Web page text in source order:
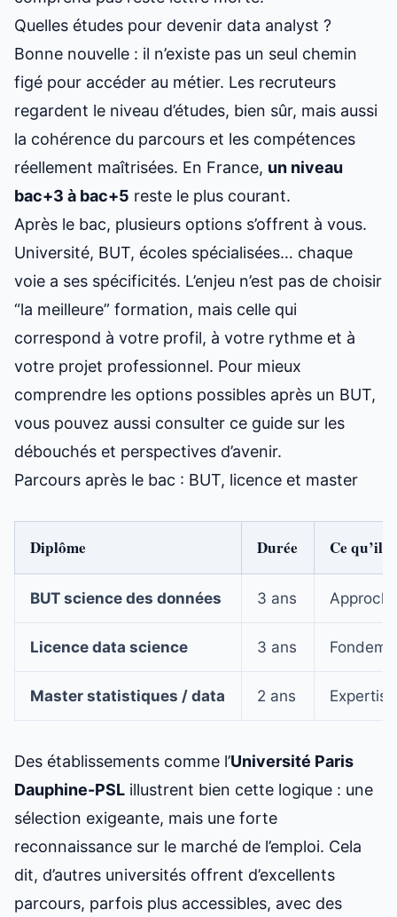
Quelles études pour devenir data analyst ?
Bonne nouvelle : il n’existe pas un seul chemin
figé pour accéder au métier. Les recruteurs
regardent le niveau d’études, bien sûr, mais aussi
la cohérence du parcours et les compétences
réellement maîtrisées. En France, un niveau
bac+3 à bac+5 reste le plus courant.
Après le bac, plusieurs options s’offrent à vous.
Université, BUT, écoles spécialisées… chaque
voie a ses spécificités. L’enjeu n’est pas de choisir
“la meilleure” formation, mais celle qui
correspond à votre profil, à votre rythme et à
votre projet professionnel. Pour mieux
comprendre les options possibles après un BUT,
vous pouvez aussi consulter ce guide sur les
débouchés et perspectives d’avenir.
Parcours après le bac : BUT, licence et master
Diplôme Durée Ce qu’il
BUT science des données 3 ans
Licence data science 3 ans
Master statistiques / data 2 ans
Des établissements comme l’Université Paris
Dauphine-PSL illustrent bien cette logique : une
sélection exigeante, mais une forte
reconnaissance sur le marché de l’emploi. Cela
dit, d’autres universités offrent d’excellents
parcours, parfois plus accessibles, avec des